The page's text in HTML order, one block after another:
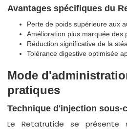
Avantages spécifiques du
Perte de poids supérieure aux
Amélioration plus marquée des
Réduction significative de la
Tolérance digestive optimisée
Mode
pratiques
Technique d'injection sous-
Le Retatrutide se présente